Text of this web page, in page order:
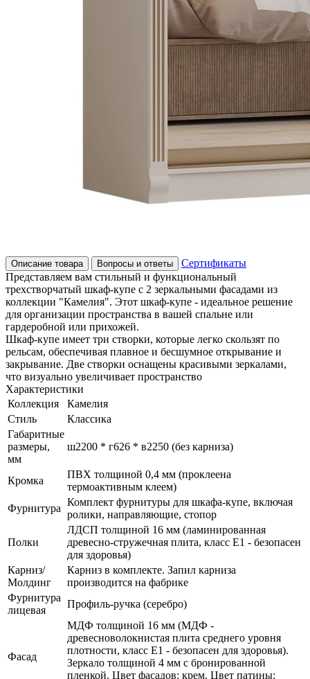
Описание товара Вопросы и ответы
Сертификаты
Представляем вам стильный и функциональный
трехстворчатый шкаф-купе с 2 зеркальными фасадами из
коллекции "Камелия". Этот шкаф-купе - идеальное решение
для организации пространства в вашей спальне или
гардеробной или прихожей.
Шкаф-купе имеет три створки, которые легко скользят по
рельсам, обеспечивая плавное и бесшумное открывание и
закрывание. Две створки оснащены красивыми зеркалами,
что визуально увеличивает пространство
Характеристики
Коллекция
Камелия
Стиль
Классика
Габаритные
размеры,
мм
ш2200 * г626 * в2250 (без карниза)
Кромка
ПВХ толщиной 0,4 мм (проклеена
термоактивным клеем)
Фурнитура
Комплект фурнитуры для шкафа-купе, включая
ролики, направляющие, стопор
Полки
ЛДСП толщиной 16 мм (ламинированная
древесно-стружечная плита, класс E1 - безопасен
для здоровья)
Карниз/
Молдинг
Карниз в комплекте. Запил карниза
производится на фабрике
Фурнитура
лицевая
Профиль-ручка (серебро)
Фасад
МДФ толщиной 16 мм (МДФ -
древесноволокнистая плита среднего уровня
плотности, класс E1 - безопасен для здоровья).
Зеркало толщиной 4 мм с бронированной
пленкой. Цвет фасадов: крем. Цвет патины: